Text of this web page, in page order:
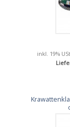
inkl. 19%